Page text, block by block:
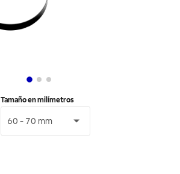
Tamaño en milímetros
60 - 70 mm